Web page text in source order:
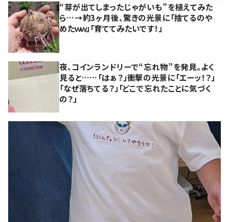
“芽が出てしまったじゃがいも”を植えてみた
ら…→約3ヶ月後、驚きの光景に「捨てるのや
めたｗｗ」「育ててみたいです！」
夜、コインランドリーで“忘れ物”を発見。よく
見ると……「はぁ？」衝撃の光景に「エーッ！？」
「なぜ落ちてる？」「どこで忘れたことに気づく
の？」